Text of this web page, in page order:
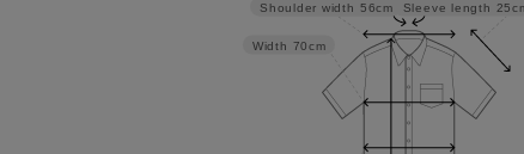
Sleeve length
Width 70cm
Shoulder width 56cm